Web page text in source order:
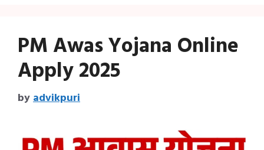
PM Awas Yojana Online
Apply 2025
byadvikpuri